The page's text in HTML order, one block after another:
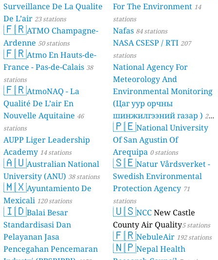
Surveillance De La Qualite
De L’air 23 stations
🇫🇷ATMO Champagne-
Ardenne 50 stations
🇫🇷Atmo En Hauts-de-
France - Pas-de-Calais 38
stations
🇫🇷AtmoNAQ - La
Qualité De L’air En
Nouvelle Aquitaine 46
stations
AUPP Liger Leadership
Academy 14 stations
🇦🇺Australian National
University (ANU) 38 stations
🇲🇽Ayuntamiento De
Mexicali 120 stations
🇮🇩Balai Besar
Standardisasi Dan
Pelayanan Jasa
Pencegahan Pencemaran
For The Environment 14
stations
Nafas 84 stations
NASA CSESP / RTI 207
stations
National Agency For
Meteorology And
Environmental Monitoring
(Цаг уур орчны
шинжилгээний газар ) 21
stations
🇵🇪National University
Of San Agustin Of
Arequipa 0 stations
🇸🇪Natur Vårdsverket -
Swedish Environmental
Protection Agency 71
stations
🇺🇸NCCNew Castle
County Air Quality5 stations
🇫🇷NebuleAir 192 stations
🇳🇵Nepal Health